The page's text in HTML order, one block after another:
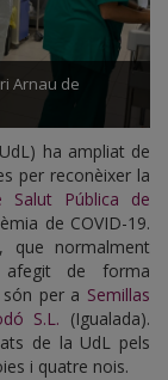
Arnau de
ha ampliat de
per reconèixer la
Salut Pública de
de COVID-19.
, que normalment
de forma
per a Semillas
S.L. (Igualada).
de la UdL pels
i quatre nois.